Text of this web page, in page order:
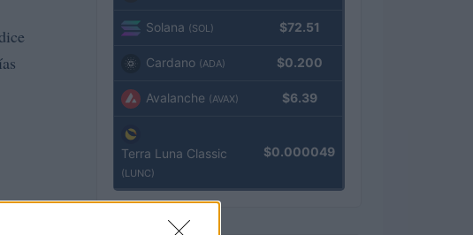
Solana (SOL) $72.51
Cardano (ADA) $0.200
Avalanche (AVAX) $6.39
Terra Luna Classic
(LUNC)
$0.000049